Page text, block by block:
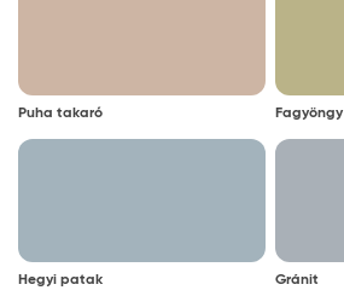
Puha takaró Fagyöngy
Hegyi patak Gránit